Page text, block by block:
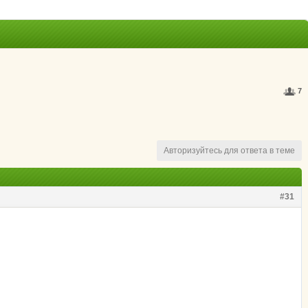
7
Авторизуйтесь для ответа в теме
#31